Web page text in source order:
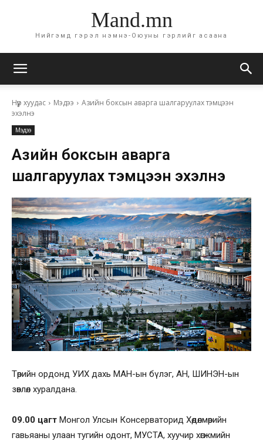
Mand.mn
Нийгэмд гэрэл нэмнэ-Оюуны гэрлийг асаана
Нүүр хуудас Мэдээ
Азийн боксын аварга шалгаруулах тэмцээн
эхэлнэ
Мэдээ
Азийн боксын аварга
шалгаруулах тэмцээн эхэлнэ
Төрийн ордонд УИХ дахь МАН-ын бүлэг, АН, ШИНЭН-ын
зөвлөл хуралдана.
09.00 цагт Монгол Улсын Консерваторид Хөдөлмөрийн
гавьяаны улаан тугийн одонт, МУСТА, хуучир хөгжмийн